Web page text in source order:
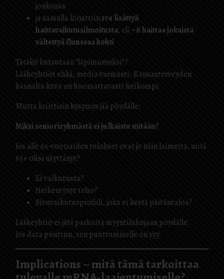
joukossa
ja samalla kirjattiin174 lisättyä
haittavaikutusilmoitusta, eli ~6 haittaa jokaista
vältettyä flunssaa kohti
Tätäkö kutsutaan “läpimurroksi”?
Lääkeyhtiöt ehkä, media varmasti. Kansanterveyden
kannalta kuva on huomattavasti heikompi.
Mutta kriittisin kysymys jää pöydälle:
Miksi senioriryhmästä ei julkaistu mitään?
Jos alle 65-vuotiaiden tulokset ovat jo näin laimeita, mitä
65+ olisi näyttänyt?
Ei vaikutusta?
Heikentynyt teho?
Sivuvaikutusprofiili, joka ei kestä päivänvaloa?
Lääkeyhtiö ei jätä parhaita myyntilukujaan pöydälle.
Jos data puuttuu, sen puuttumiselle on syy.
Implications – mitä tämä tarkoittaa